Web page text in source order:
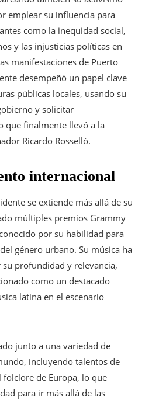
emplear su influencia para
como la inequidad social,
y las injusticias políticas en
manifestaciones de Puerto
desempeñó un papel clave
públicas locales, usando su
y solicitar
que finalmente llevó a la
Ricardo Rosselló.
internacional
se extiende más allá de su
múltiples premios Grammy
por su habilidad para
género urbano. Su música ha
profundidad y relevancia,
como un destacado
latina en el escenario
junto a una variedad de
incluyendo talentos de
de Europa, lo que
para ir más allá de las